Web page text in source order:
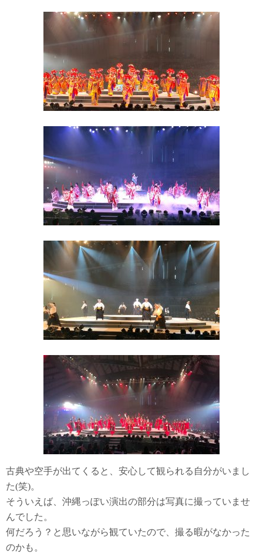
古典や空手が出てくると、安心して観られる自分がいまし
た(笑)。
そういえば、沖縄っぽい演出の部分は写真に撮っていませ
んでした。
何だろう？と思いながら観ていたので、撮る暇がなかった
のかも。